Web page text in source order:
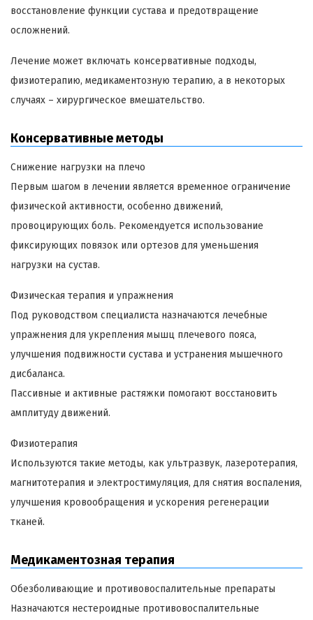
восстановление функции сустава и предотвращение
осложнений.
Лечение может включать консервативные подходы,
физиотерапию, медикаментозную терапию, а в некоторых
случаях – хирургическое вмешательство.
Консервативные методы
Снижение нагрузки на плечо
Первым шагом в лечении является временное ограничение
физической активности, особенно движений,
провоцирующих боль. Рекомендуется использование
фиксирующих повязок или ортезов для уменьшения
нагрузки на сустав.
Физическая терапия и упражнения
Под руководством специалиста назначаются лечебные
упражнения для укрепления мышц плечевого пояса,
улучшения подвижности сустава и устранения мышечного
дисбаланса.
Пассивные и активные растяжки помогают восстановить
амплитуду движений.
Физиотерапия
Используются такие методы, как ультразвук, лазеротерапия,
магнитотерапия и электростимуляция, для снятия воспаления,
улучшения кровообращения и ускорения регенерации
тканей.
Медикаментозная терапия
Обезболивающие и противовоспалительные препараты
Назначаются нестероидные противовоспалительные